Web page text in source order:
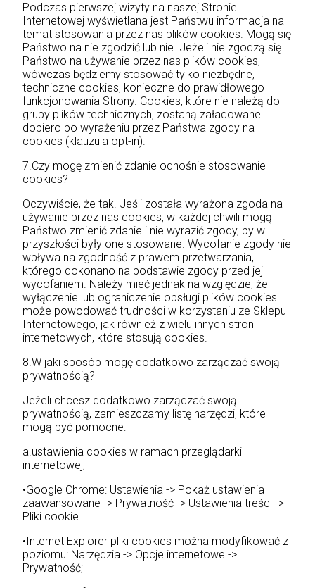
Podczas pierwszej wizyty na naszej Stronie
Internetowej wyświetlana jest Państwu informacja na
temat stosowania przez nas plików cookies. Mogą się
Państwo na nie zgodzić lub nie. Jeżeli nie zgodzą się
Państwo na używanie przez nas plików cookies,
wówczas będziemy stosować tylko niezbędne,
techniczne cookies, konieczne do prawidłowego
funkcjonowania Strony. Cookies, które nie należą do
grupy plików technicznych, zostaną załadowane
dopiero po wyrażeniu przez Państwa zgody na
cookies (klauzula opt-in).
7.Czy mogę zmienić zdanie odnośnie stosowanie
cookies?
Oczywiście, że tak. Jeśli została wyrażona zgoda na
używanie przez nas cookies, w każdej chwili mogą
Państwo zmienić zdanie i nie wyrazić zgody, by w
przyszłości były one stosowane. Wycofanie zgody nie
wpływa na zgodność z prawem przetwarzania,
którego dokonano na podstawie zgody przed jej
wycofaniem. Należy mieć jednak na względzie, że
wyłączenie lub ograniczenie obsługi plików cookies
może powodować trudności w korzystaniu ze Sklepu
Internetowego, jak również z wielu innych stron
internetowych, które stosują cookies.
8.W jaki sposób mogę dodatkowo zarządzać swoją
prywatnością?
Jeżeli chcesz dodatkowo zarządzać swoją
prywatnością, zamieszczamy listę narzędzi, które
mogą być pomocne:
a.ustawienia cookies w ramach przeglądarki
internetowej;
•Google Chrome: Ustawienia -> Pokaż ustawienia
zaawansowane -> Prywatność -> Ustawienia treści ->
Pliki cookie.
•Internet Explorer pliki cookies można modyfikować z
poziomu: Narzędzia -> Opcje internetowe ->
Prywatność;